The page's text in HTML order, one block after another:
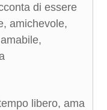
di essere
amichevole,
libero, ama